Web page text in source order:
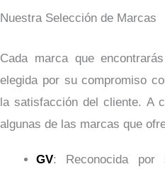
Nuestra Selección de Marcas
Cada marca que
elegida por su compromiso
la satisfacción del cliente. A
algunas de las marcas que
GV: Reconocida por